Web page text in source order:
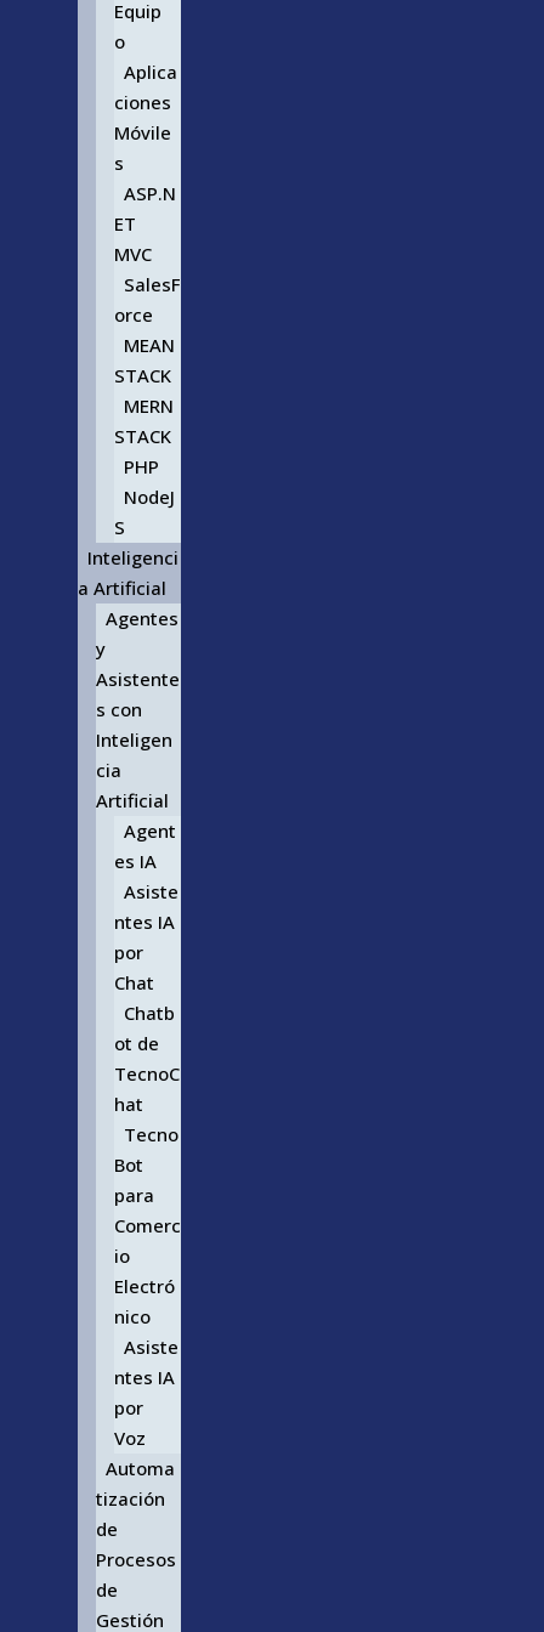
Equip
o
Aplica
ciones
Móvile
s
ASP.N
ET
MVC
SalesF
orce
MEAN
STACK
MERN
STACK
PHP
NodeJ
S
Inteligenci
a Artificial
Agentes
y
Asistente
s con
Inteligen
cia
Artificial
Agent
es IA
Asiste
ntes IA
por
Chat
Chatb
ot de
TecnoC
hat
Tecno
Bot
para
Comerc
io
Electró
nico
Asiste
ntes IA
por
Voz
Automa
tización
de
Procesos
de
Gestión